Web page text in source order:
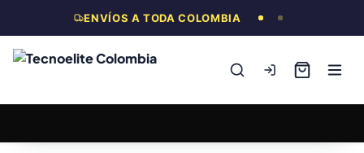
ENVÍOS A TODA COLOMBIA